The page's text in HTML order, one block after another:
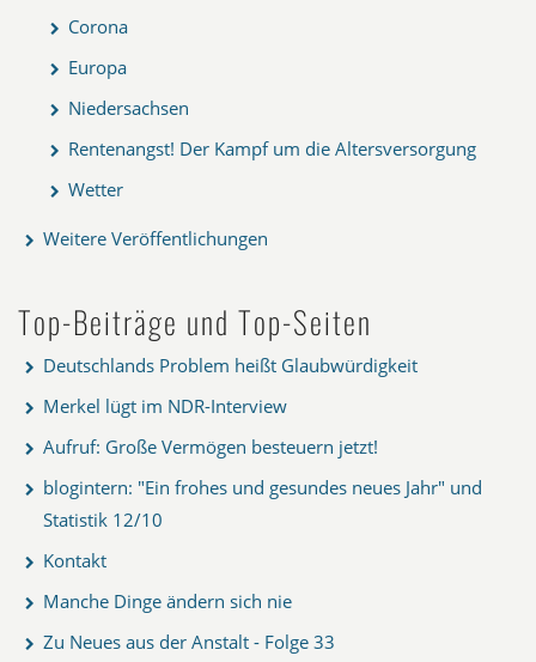
Corona
Europa
Niedersachsen
Rentenangst! Der Kampf um die Altersversorgung
Wetter
Weitere Veröffentlichungen
Top-Beiträge und Top-Seiten
Deutschlands Problem heißt Glaubwürdigkeit
Merkel lügt im NDR-Interview
Aufruf: Große Vermögen besteuern jetzt!
blogintern: "Ein frohes und gesundes neues Jahr" und
Statistik 12/10
Kontakt
Manche Dinge ändern sich nie
Zu Neues aus der Anstalt - Folge 33